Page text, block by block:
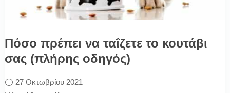
Πόσο πρέπει να ταΐζετε το κουτάβι
σας (πλήρης οδηγός)
27 Οκτωβρίου 2021